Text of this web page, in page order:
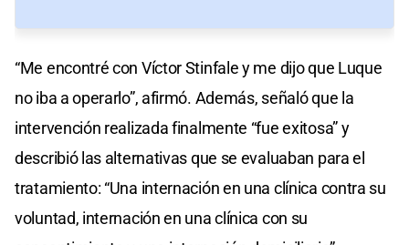
“Me encontré con Víctor Stinfale y me dijo que Luque
no iba a operarlo”, afirmó. Además, señaló que la
intervención realizada finalmente “fue exitosa” y
describió las alternativas que se evaluaban para el
tratamiento: “Una internación en una clínica contra su
voluntad, internación en una clínica con su